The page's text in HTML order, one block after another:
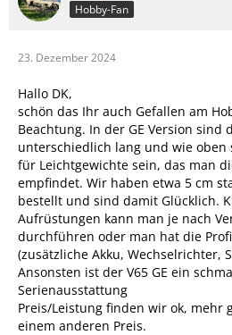
Hobby-Fan
23. Dezember 2024
Hallo DK,
schön das Ihr auch Gefallen am
Beachtung. In der GE Version sind
unterschiedlich lang und wie oben
für Leichtgewichte sein, das man
empfindet. Wir haben etwa 5 cm
bestellt und sind damit Glücklich.
Aufrüstungen kann man je nach
durchführen oder man hat die
(zusätzliche Akku, Wechselrichter,
Ansonsten ist der V65 GE ein
Serienausstattung
Preis/Leistung finden wir ok, mehr
einem anderen Preis.